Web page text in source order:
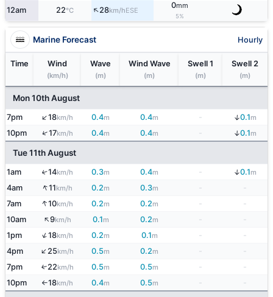
12am 22°C ↑28km/hESE
0mm
5%
Marine Forecast Hourly
Time Wind
(km/h)
Wave
(m)
Wind Wave
(m)
Swell 1
(m)
Swell 2
(m)
Mon 10th August
7pm ↑18km/h 0.4m 0.4m - ↓0.1m
10pm ↑17km/h 0.4m 0.4m ↓0.1m
Tue 11th August
1am ↑14km/h 0.3m 0.4m - ↓0.1m
4am ↑11km/h 0.2m 0.3m
7am
↑10km/h 0.2m 0.2m -
-
10am
↑9km/h 0.1m 0.2m
1pm
↑18km/h 0.2m 0.1m -
-
4pm
↑25km/h 0.5m 0.2m
7pm
↑22km/h 0.5m 0.5m -
-
10pm
↑18km/h 0.4m 0.5m